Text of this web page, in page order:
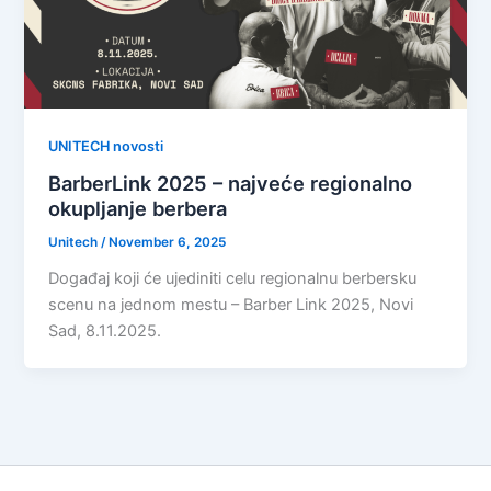
UNITECH novosti
BarberLink 2025 – najveće regionalno
okupljanje berbera
Unitech/ November 6, 2025
Događaj koji će ujediniti celu regionalnu berbersku
scenu na jednom mestu – Barber Link 2025, Novi
Sad, 8.11.2025.